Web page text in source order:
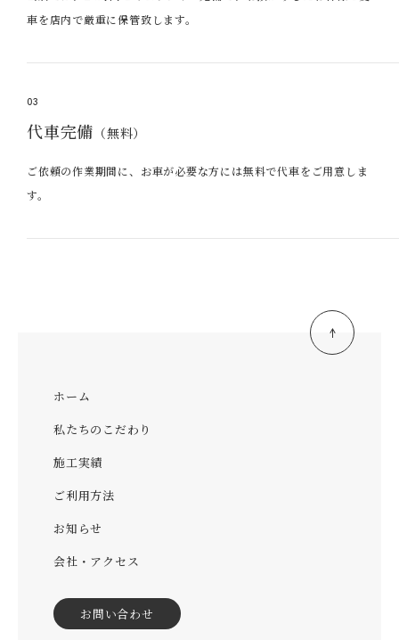
車を店内で厳重に保管致します。
03
代車完備 （無料）
ご依頼の作業期間に、お車が必要な方には無料で代車をご用意しま
す。
ホーム
私たちのこだわり
施工実績
ご利用方法
お知らせ
会社・アクセス
お問い合わせ